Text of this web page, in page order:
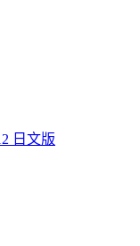
日文版